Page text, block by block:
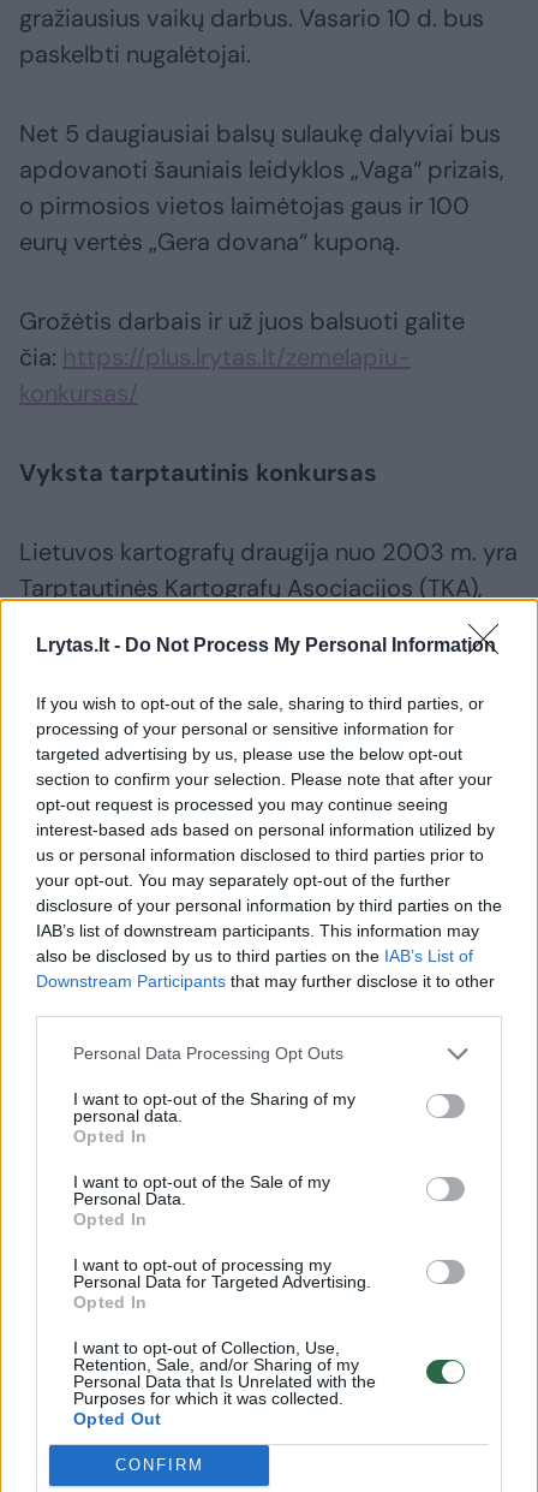
Lrytas.lt - Do Not Process My Personal Information
If you wish to opt-out of the sale, sharing to third parties, or
processing of your personal or sensitive information for
targeted advertising by us, please use the below opt-out
section to confirm your selection. Please note that after your
opt-out request is processed you may continue seeing
interest-based ads based on personal information utilized by
us or personal information disclosed to third parties prior to
your opt-out. You may separately opt-out of the further
disclosure of your personal information by third parties on the
IAB’s list of downstream participants. This information may
also be disclosed by us to third parties on the IAB’s List of
Downstream Participants that may further disclose it to other
Personal Data Processing Opt Outs
I want to opt-out of the Sharing of my
personal data.
Opted In
I want to opt-out of the Sale of my
Personal Data.
Opted In
I want to opt-out of processing my
Personal Data for Targeted Advertising.
Opted In
I want to opt-out of Collection, Use,
Retention, Sale, and/or Sharing of my
Personal Data that Is Unrelated with the
Purposes for which it was collected.
Opted Out
CONFIRM
gražiausius vaikų darbus. Vasario 10 d. bus
paskelbti nugalėtojai.
Net 5 daugiausiai balsų sulaukę dalyviai bus
apdovanoti šauniais leidyklos „Vaga“ prizais,
o pirmosios vietos laimėtojas gaus ir 100
eurų vertės „Gera dovana“ kuponą.
Grožėtis darbais ir už juos balsuoti galite
čia: https://plus.lrytas.lt/zemelapiu-
konkursas/
Vyksta tarptautinis konkursas
Lietuvos kartografų draugija nuo 2003 m. yra
Tarptautinės Kartografų Asociacijos (TKA),
valstybių, narė.
TKA nuo 1993 m. kas dvejus metus
organizuoja Barbaros Petchenik (buvusi TKA
viceprezidentė, ilgą laiką dirbusi su
žemėlapiais skirtais vaikams) vardo pasaulinį
vaikų žemėlapių konkursą.
Kiekviena valstybė narė, taip pat ir Lietuva,
vykdo nacionalinius konkursus bei atranką
2021 m. lietuviškajam konkursui buvo
pateikta daugiau kaip 870 kūrinių. 685 atitiko
konkurso reikalavimus ir buvo vertinami. Dalį
pačių įdomiausių atrinktų darbų galite rasti ir
atiduoti jiems savo simpatijaslrytas.lt
Susiję straipsniai